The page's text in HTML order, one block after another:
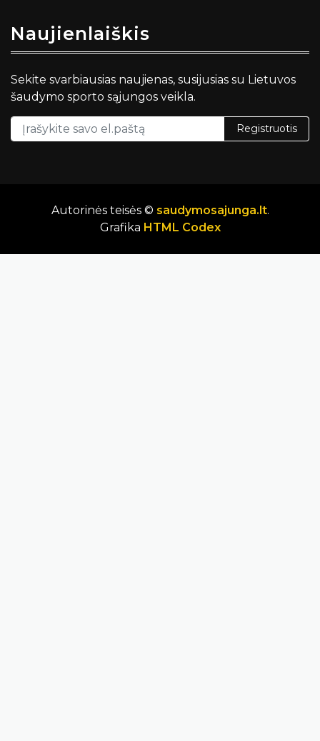
Naujienlaiškis
Sekite svarbiausias naujienas, susijusias su Lietuvos
šaudymo sporto sąjungos veikla.
Registruotis
Autorinės teisės © saudymosajunga.lt.
Grafika HTML Codex